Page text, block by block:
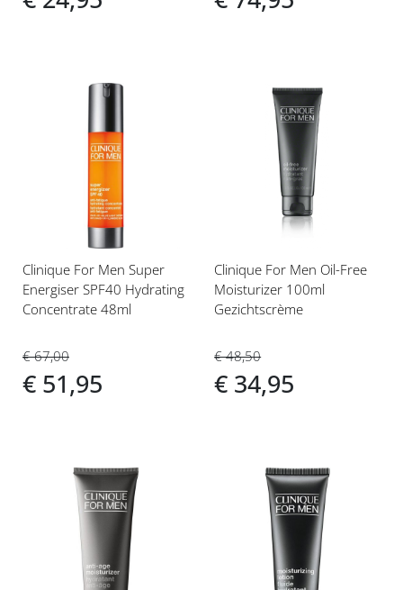
verlanglijst
Clinique For Men Super
Energiser SPF40 Hydrating
Concentrate 48ml
€ 67,00
€ 51,95
verlanglijst
Clinique For Men Oil-Free
Moisturizer 100ml
Gezichtscrème
€ 48,50
€ 34,95
Voeg
verlanglijst
Voeg
verlanglijst